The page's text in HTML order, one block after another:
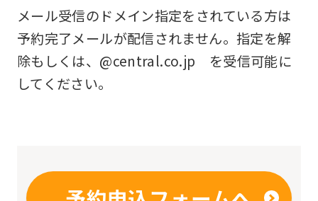
メール受信のドメイン指定をされている方は
予約完了メールが配信されません。指定を解
除もしくは、@central.co.jp を受信可能に
してください。
before
using
the